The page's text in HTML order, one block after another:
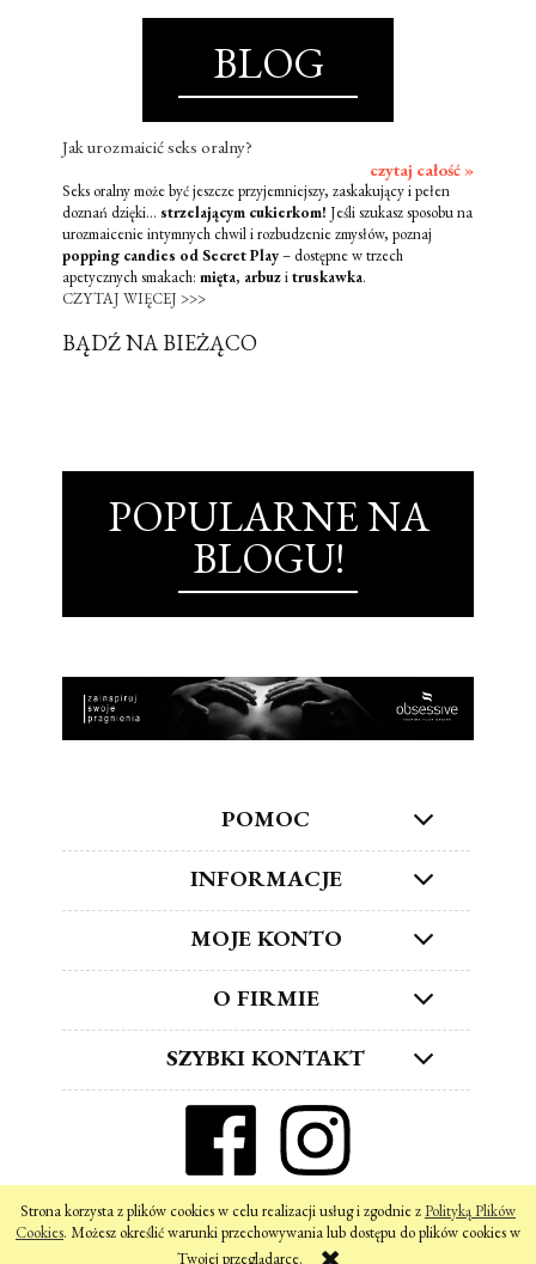
Strona korzysta z plików cookies w celu realizacji usług i zgodnie zPolityką Plików
Cookies. Możesz określić warunki przechowywania lub dostępu do plików cookies w
Twojej przeglądarce.
BLOG
Jak urozmaicić seks oralny?
czytaj całość »
Seks oralny może być jeszcze przyjemniejszy, zaskakujący i pełen
doznań dzięki... strzelającym cukierkom! Jeśli szukasz sposobu na
urozmaicenie intymnych chwil i rozbudzenie zmysłów, poznaj
popping candies od Secret Play– dostępne w trzech
apetycznych smakach: mięta, arbuzitruskawka.
CZYTAJ WIĘCEJ >>>
BĄDŹ NA BIEŻĄCO
POPULARNE NA
BLOGU!
POMOC
INFORMACJE
MOJE KONTO
O FIRMIE
SZYBKI KONTAKT
pokaż pełną wersję strony